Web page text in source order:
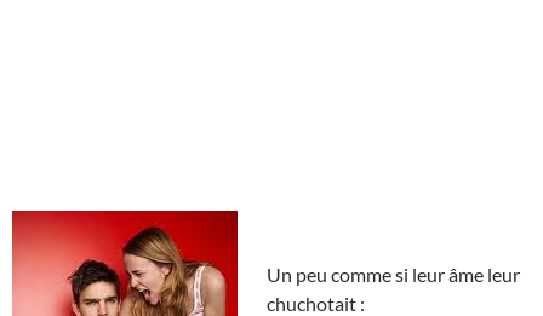
Un peu comme si leur âme leur
chuchotait :